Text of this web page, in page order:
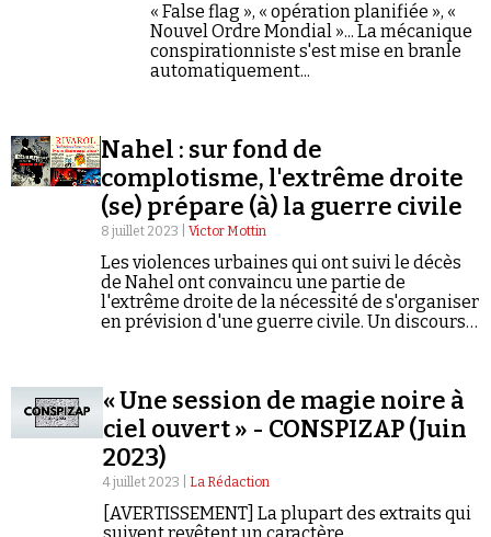
« False flag », « opération planifiée », «
Nouvel Ordre Mondial »... La mécanique
conspirationniste s'est mise en branle
automatiquement...
Nahel : sur fond de
complotisme, l'extrême droite
(se) prépare (à) la guerre civile
8 juillet 2023 | Victor Mottin
Les violences urbaines qui ont suivi le décès
de Nahel ont convaincu une partie de
l'extrême droite de la nécessité de s'organiser
en prévision d'une guerre civile. Un discours
« Une session de magie noire à
ciel ouvert » - CONSPIZAP (Juin
2023)
4 juillet 2023 | La Rédaction
[AVERTISSEMENT] La plupart des extraits qui